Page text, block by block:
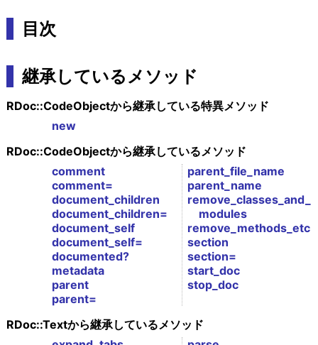
目次
継承しているメソッド
RDoc::CodeObjectから継承している特異メソッド
new
RDoc::CodeObjectから継承しているメソッド
comment
comment=
document_children
document_children=
document_self
document_self=
documented?
metadata
parent
parent=
parent_file_name
parent_name
remove_classes_and_
modules
remove_methods_etc
section
section=
start_doc
stop_doc
RDoc::Textから継承しているメソッド